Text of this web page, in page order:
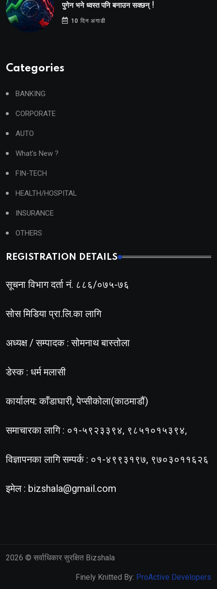
पुगेन भने ध्वस्त पनि बनाउन सक्छन् !
10 दिन अगाडी
Categories
BANKING
CORPORATE
AUTO
What's New ?
FIN-TECH
HEALTH/HOSPITAL
INSURANCE
OTHERS
REGISTRATION DETAILS
सूचना विभाग दर्ता नं. ८८६/०७५-७६
सोस मिडिया प्रा.लि.का लागि
अध्यक्ष / सम्पादक : सोमनाथ बास्तोला
डेस्क : धर्म मलासी
कार्यालय: काँडाघारी, पेप्सीकोला(काठमाडौं)
समाचारका लागि : ०१-५९२३३९४, ९८५१०१५३९४,
विज्ञापनका लागि सम्पर्क : ०१-४९९३१९७, ९७०३०११६२६
इमेल : bizshala@gmail.com
2026 © सर्वाधिकार सुरक्षित Bizshala
Finely Knitted By: ProActive Developers